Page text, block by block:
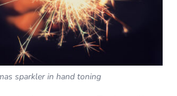
sparkler in hand toning